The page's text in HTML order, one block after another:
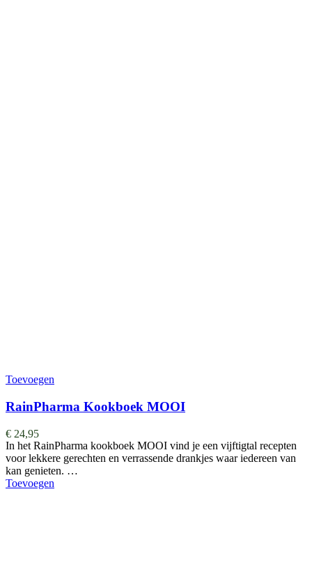
Toevoegen
RainPharma Kookboek MOOI
€ 24,95
In het RainPharma kookboek MOOI vind je een vijftigtal recepten
voor lekkere gerechten en verrassende drankjes waar iedereen van
kan genieten. …
Toevoegen